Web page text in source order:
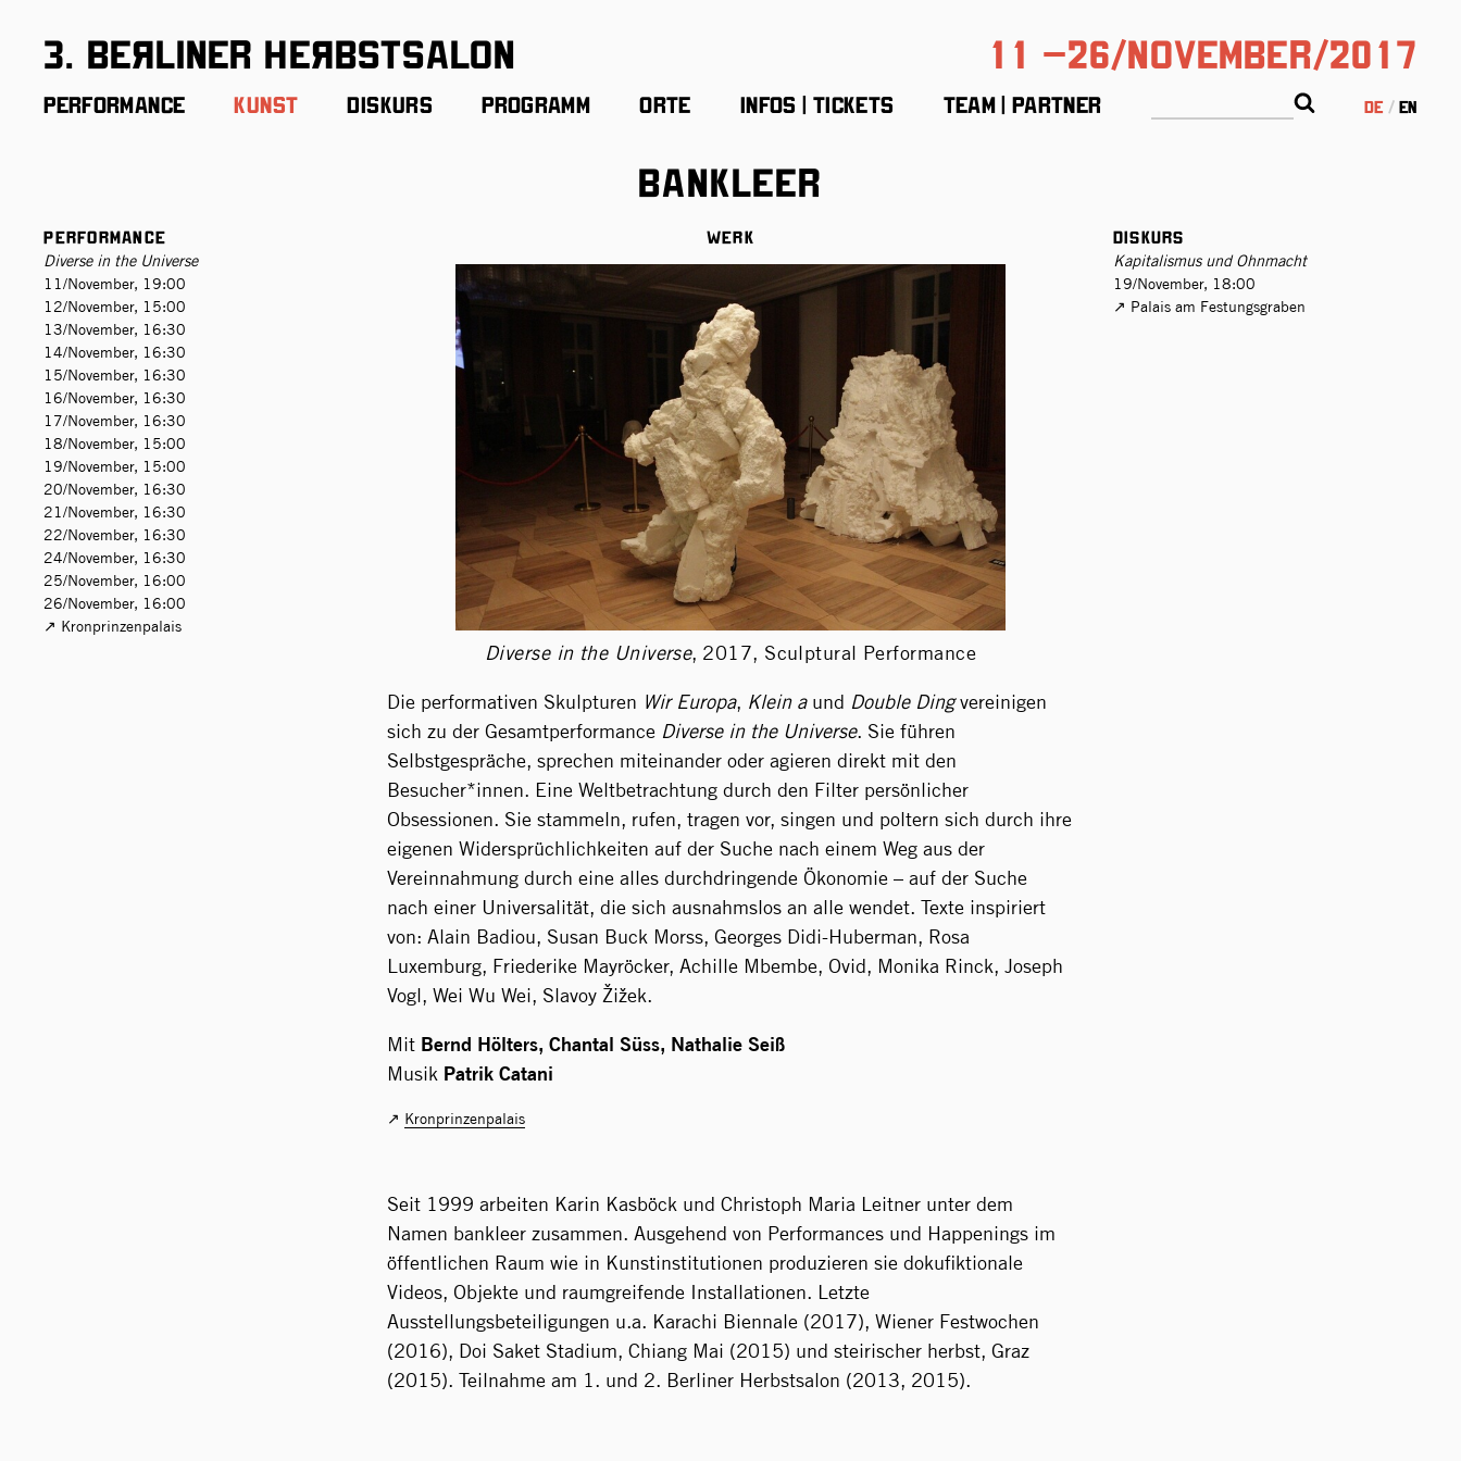
3. BeЯliner HeЯbstsalon 11 –26/November/2017
Performance Kunst Diskurs Programm Orte Infos | Tickets Team | Partner de en
bankleer
Werk
Diverse in the Universe, 2017, Sculptural Performance
Die performativen Skulpturen Wir Europa, Klein aund Double Dingvereinigen
sich zu der Gesamtperformance Diverse in the Universe. Sie führen
Selbstgespräche, sprechen miteinander oder agieren direkt mit den
Besucher*innen. Eine Weltbetrachtung durch den Filter persönlicher
Obsessionen. Sie stammeln, rufen, tragen vor, singen und poltern sich durch ihre
eigenen Widersprüchlichkeiten auf der Suche nach einem Weg aus der
Vereinnahmung durch eine alles durchdringende Ökonomie – auf der Suche
nach einer Universalität, die sich ausnahmslos an alle wendet. Texte inspiriert
von: Alain Badiou, Susan Buck Morss, Georges Didi-Huberman, Rosa
Luxemburg, Friederike Mayröcker, Achille Mbembe, Ovid, Monika Rinck, Joseph
Vogl, Wei Wu Wei, Slavoy Žižek.
Mit Bernd Hölters, Chantal Süss, Nathalie Seiß
Musik Patrik Catani
Kronprinzenpalais
Seit 1999 arbeiten Karin Kasböck und Christoph Maria Leitner unter dem
Namen bankleer zusammen. Ausgehend von Performances und Happenings im
öffentlichen Raum wie in Kunstinstitutionen produzieren sie dokufiktionale
Videos, Objekte und raumgreifende Installationen. Letzte
Ausstellungsbeteiligungen u.a. Karachi Biennale (2017), Wiener Festwochen
(2016), Doi Saket Stadium, Chiang Mai (2015) und steirischer herbst, Graz
(2015). Teilnahme am 1. und 2. Berliner Herbstsalon (2013, 2015).
Performance
Diverse in the Universe
11/November, 19:00
12/November, 15:00
13/November, 16:30
14/November, 16:30
15/November, 16:30
16/November, 16:30
17/November, 16:30
18/November, 15:00
19/November, 15:00
20/November, 16:30
21/November, 16:30
22/November, 16:30
24/November, 16:30
25/November, 16:00
26/November, 16:00
Kronprinzenpalais
Diskurs
Kapitalismus und Ohnmacht
19/November, 18:00
Palais am Festungsgraben